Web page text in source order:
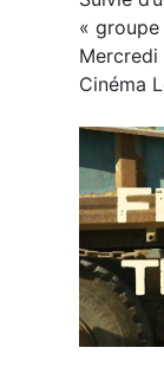
« groupe
Cinéma